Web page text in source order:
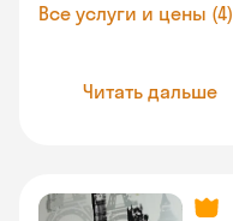
Все услуги и цены (4)
Читать дальше